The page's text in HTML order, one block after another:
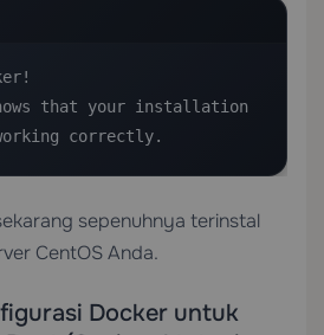
that your installation
correctly.
sepenuhnya terinstal
CentOS Anda.
Docker untuk